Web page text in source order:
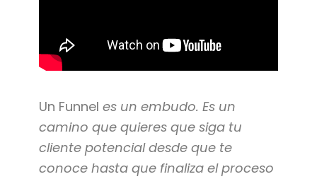
Un Funnel es un embudo. Es un
camino que quieres que siga tu
cliente potencial desde que te
conoce hasta que finaliza el proceso